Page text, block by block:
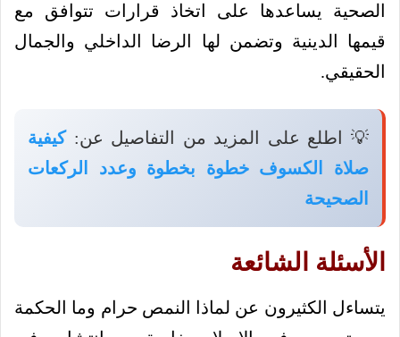
الصحية يساعدها على اتخاذ قرارات تتوافق مع
قيمها الدينية وتضمن لها الرضا الداخلي والجمال
الحقيقي.
💡 اطلع على المزيد من التفاصيل عن:كيفية
صلاة الكسوف خطوة بخطوة وعدد الركعات
الصحيحة
الأسئلة الشائعة
يتساءل الكثيرون عن لماذا النمص حرام وما الحكمة